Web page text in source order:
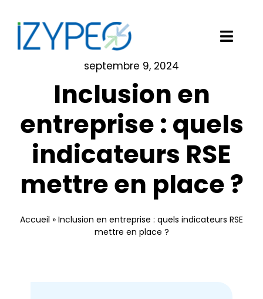
contenu
Nos clients
Izypeo
septembre 9, 2024
Inclusion en
entreprise : quels
indicateurs RSE
mettre en place ?
Accueil » Inclusion en entreprise : quels indicateurs RSE
mettre en place ?